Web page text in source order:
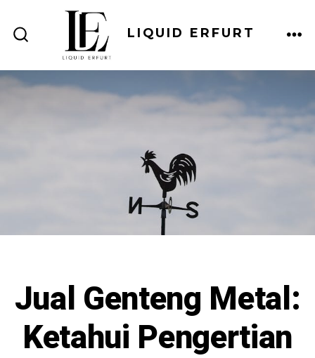
SEARCH
TOGGLE
LIQUID ERFURT
Jual Genteng Metal:
Ketahui Pengertian